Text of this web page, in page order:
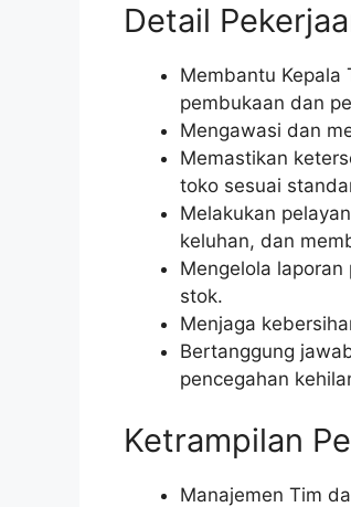
Detail
Membantu Kepala
pembukaan dan
Mengawasi dan
Memastikan
toko sesuai
Melakukan
keluhan, dan
Mengelola
stok.
Menjaga
Bertanggung
pencegahan
Ketrampilan
Manajemen Tim